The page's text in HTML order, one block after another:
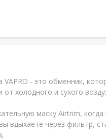
VAPRO - это обменник,
от холодного и сухого
маску Airtrim,
вдыхаете через фильтр,